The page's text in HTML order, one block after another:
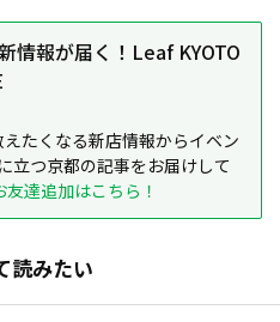
情報が届く！Leaf KYOTO
たくなる新店情報からイベン
立つ京都の記事をお届けして
友達追加はこちら！
読みたい